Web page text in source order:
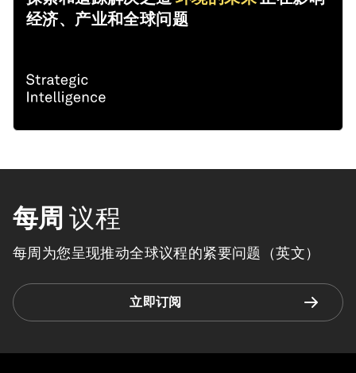
经济、产业和全球问题
每周 议程
每周为您呈现推动全球议程的紧要问题（英文）
立即订阅